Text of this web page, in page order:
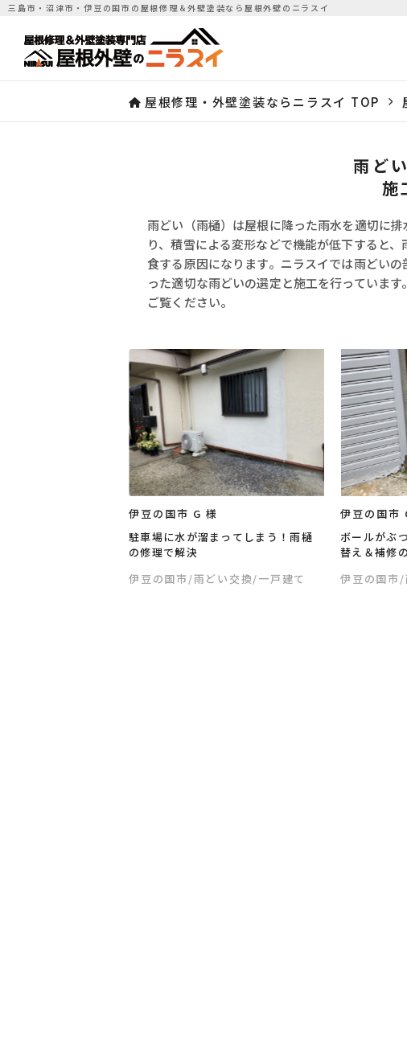
三島市・沼津市・伊豆の国市の屋根修理＆外壁塗装なら屋根外壁のニラスイ
屋根修理・外壁塗装ならニラスイ TOP
雨ど
施
雨どい（雨樋）は屋根に降った雨水を適切に
り、積雪による変形などで機能が低下すると
食する原因になります。ニラスイでは雨どい
った適切な雨どいの選定と施工を行っていま
ご覧ください。
伊豆の国市 G 様
駐車場に水が溜まってしまう！雨樋
の修理で解決
伊豆の国市/雨どい交換/一戸建て
伊豆の国市
ボールがぶ
替え＆補修
伊豆の国市/